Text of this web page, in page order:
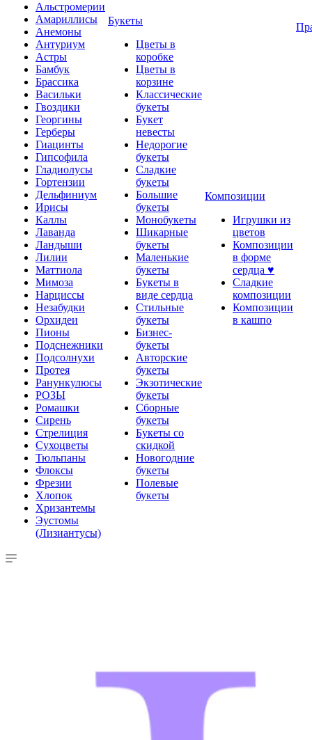
Альстромерии
Амариллисы
Анемоны
Антуриум
Астры
Бамбук
Брассика
Васильки
Гвоздики
Георгины
Герберы
Гиацинты
Гипсофила
Гладиолусы
Гортензии
Дельфиниум
Ирисы
Каллы
Лаванда
Ландыши
Лилии
Маттиола
Мимоза
Нарциссы
Незабудки
Орхидеи
Пионы
Подснежники
Подсолнухи
Протея
Ранункулюсы
РОЗЫ
Ромашки
Сирень
Стрелиция
Сухоцветы
Тюльпаны
Флоксы
Фрезии
Хлопок
Хризантемы
Эустомы
(Лизиантусы)
Букеты
Цветы в
коробке
Цветы в
корзине
Классические
букеты
Букет
невесты
Недорогие
букеты
Сладкие
букеты
Большие
букеты
Монобукеты
Шикарные
букеты
Маленькие
букеты
Букеты в
виде сердца
Стильные
букеты
Бизнес-
букеты
Авторские
букеты
Экзотические
букеты
Сборные
букеты
Букеты со
скидкой
Новогодние
букеты
Полевые
букеты
Композиции
Игрушки из
цветов
Композиции
в форме
сердца ♥
Сладкие
композиции
Композиции
в кашпо